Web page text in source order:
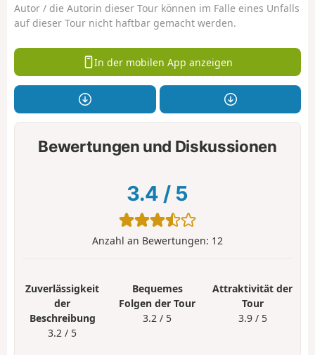
Autor / die Autorin dieser Tour können im Falle eines Unfalls
auf dieser Tour nicht haftbar gemacht werden.
In der mobilen App anzeigen
Bewertungen und Diskussionen
3.4 / 5
Anzahl an Bewertungen: 12
Zuverlässigkeit
der
Beschreibung
3.2 / 5
Bequemes
Folgen der Tour
3.2 / 5
Attraktivität der
Tour
3.9 / 5